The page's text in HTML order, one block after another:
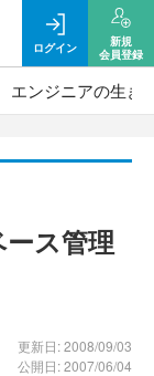
ログイン
新規
会員登録
エンジニアの生き
ス管理
更新日: 2008/09/03
公開日: 2007/06/04